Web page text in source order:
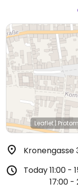
Leaflet |
Kronengasse
Today11:00 -
17:00 -